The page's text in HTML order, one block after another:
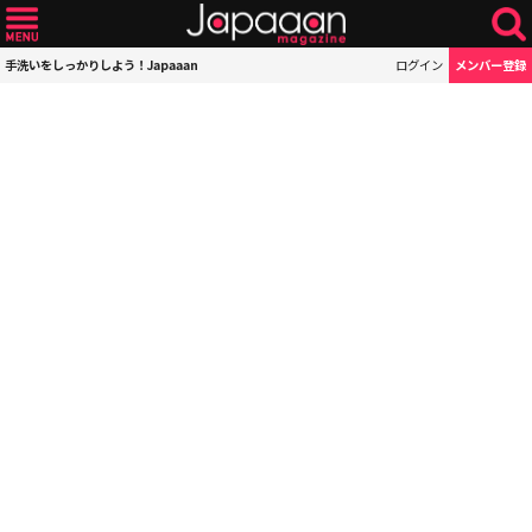
手洗いをしっかりしよう！Japaaan ログイン メンバー登録